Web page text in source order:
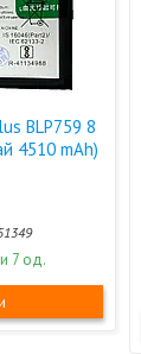
BLP759 8
4510 mAh)
7 од.